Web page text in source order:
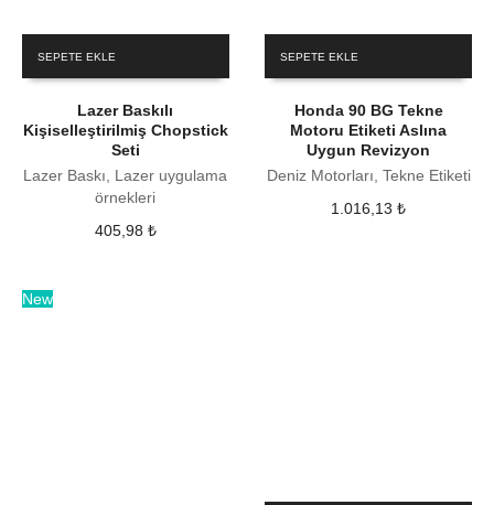
SEPETE EKLE
Lazer Baskılı
Kişiselleştirilmiş Chopstick
Seti
Lazer Baskı, Lazer uygulama
örnekleri
405,98 ₺
SEPETE EKLE
Honda 90 BG Tekne
Motoru Etiketi Aslına
Uygun Revizyon
Deniz Motorları, Tekne Etiketi
1.016,13₺
New